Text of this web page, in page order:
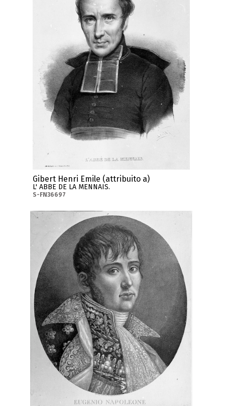
Gibert Henri Emile (attribuito a)
L' ABBE DE LA MENNAIS.
S-FN36697